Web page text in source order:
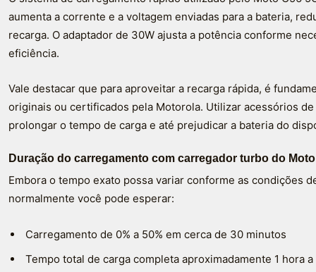
aumenta a corrente e a voltagem enviadas para a bateria,
recarga. O adaptador de 30W ajusta a potência conforme
eficiência.
Vale destacar que para aproveitar a recarga rápida, é
originais ou certificados pela Motorola. Utilizar acessórios
prolongar o tempo de carga e até prejudicar a bateria do
Duração do carregamento com carregador turbo do Moto
Embora o tempo exato possa variar conforme as condições
normalmente você pode esperar:
Carregamento de 0% a 50% em cerca de 30 minutos
Tempo total de carga completa aproximadamente 1 hora